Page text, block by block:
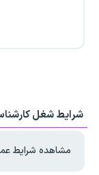
شرایط شغل
مشاهده شرایط